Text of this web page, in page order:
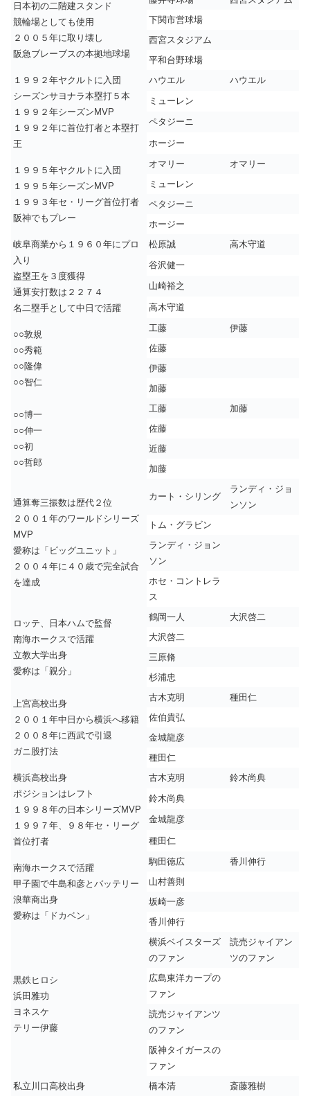
日本初の二階建スタンド
競輪場としても使用
２００５年に取り壊し
阪急ブレーブスの本拠地球場
下関市営球場
西宮スタジアム
平和台野球場
１９９２年ヤクルトに入団
シーズンサヨナラ本塁打５本
１９９２年シーズンMVP
１９９２年に首位打者と本塁打
王
ハウエル
ハウエル
ミューレン
ペタジーニ
ホージー
１９９５年ヤクルトに入団
１９９５年シーズンMVP
１９９３年セ・リーグ首位打者
阪神でもプレー
オマリー
オマリー
ミューレン
ペタジーニ
ホージー
岐阜商業から１９６０年にプロ
入り
盗塁王を３度獲得
通算安打数は２２７４
名二塁手として中日で活躍
松原誠
高木守道
谷沢健一
山崎裕之
高木守道
○○敦規
○○秀範
○○隆偉
○○智仁
工藤
伊藤
佐藤
伊藤
加藤
○○博一
○○伸一
○○初
○○哲郎
工藤
加藤
佐藤
近藤
加藤
通算奪三振数は歴代２位
２００１年のワールドシリーズ
MVP
愛称は「ビッグユニット」
２００４年に４０歳で完全試合
を達成
カート・シリング
ランディ・ジョ
ンソン
トム・グラビン
ランディ・ジョン
ソン
ホセ・コントレラ
ス
ロッテ、日本ハムで監督
南海ホークスで活躍
立教大学出身
愛称は「親分」
鶴岡一人
大沢啓二
大沢啓二
三原脩
杉浦忠
上宮高校出身
２００１年中日から横浜へ移籍
２００８年に西武で引退
ガニ股打法
古木克明
種田仁
佐伯貴弘
金城龍彦
種田仁
横浜高校出身
ポジションはレフト
１９９８年の日本シリーズMVP
１９９７年、９８年セ・リーグ
首位打者
古木克明
鈴木尚典
鈴木尚典
金城龍彦
種田仁
南海ホークスで活躍
甲子園で牛島和彦とバッテリー
浪華商出身
愛称は「ドカベン」
駒田徳広
香川伸行
山村善則
坂崎一彦
香川伸行
黒鉄ヒロシ
浜田雅功
ヨネスケ
テリー伊藤
横浜ベイスターズ
のファン
読売ジャイアン
ツのファン
広島東洋カープの
ファン
読売ジャイアンツ
のファン
阪神タイガースの
ファン
私立川口高校出身
橋本清
斎藤雅樹